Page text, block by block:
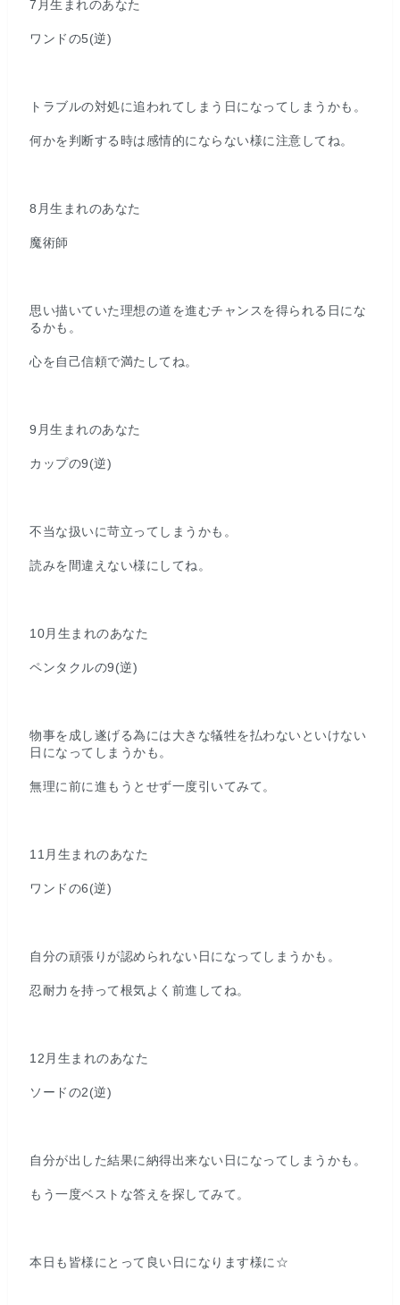
7月生まれのあなた
ワンドの5(逆)
トラブルの対処に追われてしまう日になってしまうかも。
何かを判断する時は感情的にならない様に注意してね。
8月生まれのあなた
魔術師
思い描いていた理想の道を進むチャンスを得られる日にな
るかも。
心を自己信頼で満たしてね。
9月生まれのあなた
カップの9(逆)
不当な扱いに苛立ってしまうかも。
読みを間違えない様にしてね。
10月生まれのあなた
ペンタクルの9(逆)
物事を成し遂げる為には大きな犠牲を払わないといけない
日になってしまうかも。
無理に前に進もうとせず一度引いてみて。
11月生まれのあなた
ワンドの6(逆)
自分の頑張りが認められない日になってしまうかも。
忍耐力を持って根気よく前進してね。
12月生まれのあなた
ソードの2(逆)
自分が出した結果に納得出来ない日になってしまうかも。
もう一度ベストな答えを探してみて。
本日も皆様にとって良い日になります様に☆